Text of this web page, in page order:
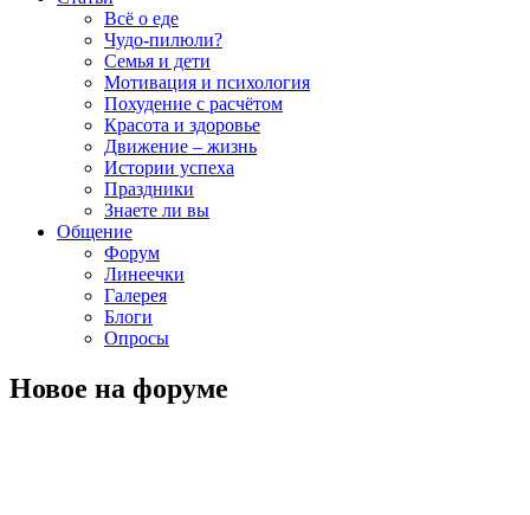
Всё о еде
Чудо-пилюли?
Семья и дети
Мотивация и психология
Похудение с расчётом
Красота и здоровье
Движение – жизнь
Истории успеха
Праздники
Знаете ли вы
Общение
Форум
Линеечки
Галерея
Блоги
Опросы
Новое на форуме